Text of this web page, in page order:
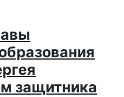
защитника